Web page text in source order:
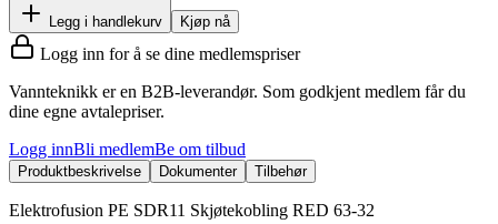
Legg i handlekurv Kjøp nå
Logg inn for å se dine medlemspriser
Vannteknikk er en B2B-leverandør. Som godkjent medlem får du
dine egne avtalepriser.
Logg innBli medlemBe om tilbud
Produktbeskrivelse Dokumenter Tilbehør
Elektrofusion PE SDR11 Skjøtekobling RED 63-32